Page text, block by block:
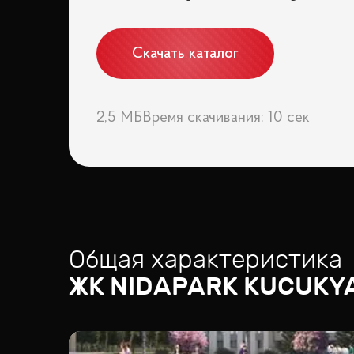
Скачать каталог
2,5 МБВремя скачивания: 10 сек
Общая характеристика
ЖК NIDAPARK